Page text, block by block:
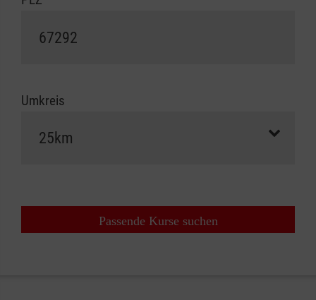
Umkreis
Passende Kurse suchen